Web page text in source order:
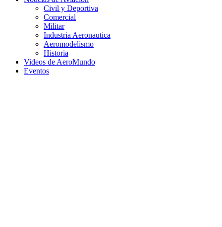
Civil y Deportiva
Comercial
Militar
Industria Aeronautica
Aeromodelismo
Historia
Videos de AeroMundo
Eventos